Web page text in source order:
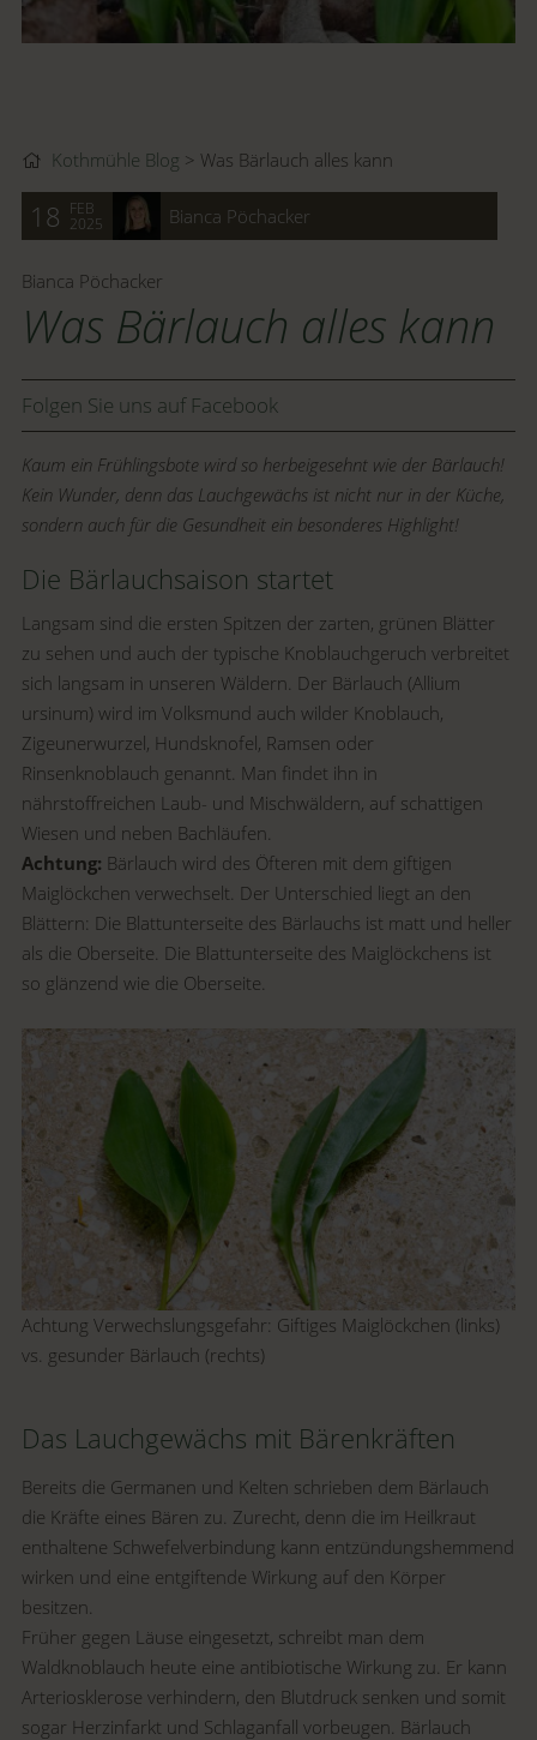
Kothmühle Blog Was Bärlauch alles kann
18
FEB
2025
Bianca Pöchacker
Bianca Pöchacker
Was Bärlauch alles kann
Folgen Sie uns auf Facebook
Kaum ein Frühlingsbote wird so herbeigesehnt wie der Bärlauch!
Kein Wunder, denn das Lauchgewächs ist nicht nur in der Küche,
sondern auch für die Gesundheit ein besonderes Highlight!
Die Bärlauchsaison startet
Langsam sind die ersten Spitzen der zarten, grünen Blätter
zu sehen und auch der typische Knoblauchgeruch verbreitet
sich langsam in unseren Wäldern. Der Bärlauch (Allium
ursinum) wird im Volksmund auch wilder Knoblauch,
Zigeunerwurzel, Hundsknofel, Ramsen oder
Rinsenknoblauch genannt. Man findet ihn in
nährstoffreichen Laub- und Mischwäldern, auf schattigen
Wiesen und neben Bachläufen.
Achtung: Bärlauch wird des Öfteren mit dem giftigen
Maiglöckchen verwechselt. Der Unterschied liegt an den
Blättern: Die Blattunterseite des Bärlauchs ist matt und heller
als die Oberseite. Die Blattunterseite des Maiglöckchens ist
so glänzend wie die Oberseite.
Achtung Verwechslungsgefahr: Giftiges Maiglöckchen (links)
vs. gesunder Bärlauch (rechts)
Das Lauchgewächs mit Bärenkräften
Bereits die Germanen und Kelten schrieben dem Bärlauch
die Kräfte eines Bären zu. Zurecht, denn die im Heilkraut
enthaltene Schwefelverbindung kann entzündungshemmend
wirken und eine entgiftende Wirkung auf den Körper
besitzen.
Früher gegen Läuse eingesetzt, schreibt man dem
Waldknoblauch heute eine antibiotische Wirkung zu. Er kann
Arteriosklerose verhindern, den Blutdruck senken und somit
sogar Herzinfarkt und Schlaganfall vorbeugen. Bärlauch